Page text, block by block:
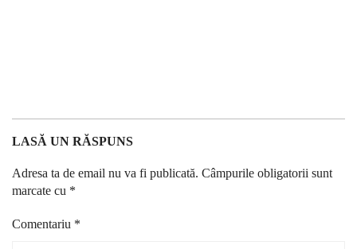
LASĂ UN RĂSPUNS
Adresa ta de email nu va fi publicată. Câmpurile obligatorii sunt
marcate cu *
Comentariu *